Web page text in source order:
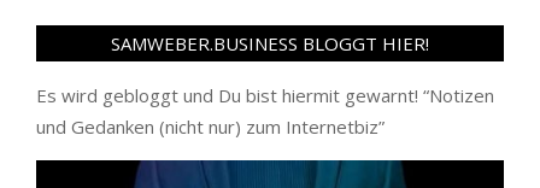
SAMWEBER.BUSINESS BLOGGT HIER!
Es wird gebloggt und Du bist hiermit gewarnt! “Notizen
und Gedanken (nicht nur) zum Internetbiz”